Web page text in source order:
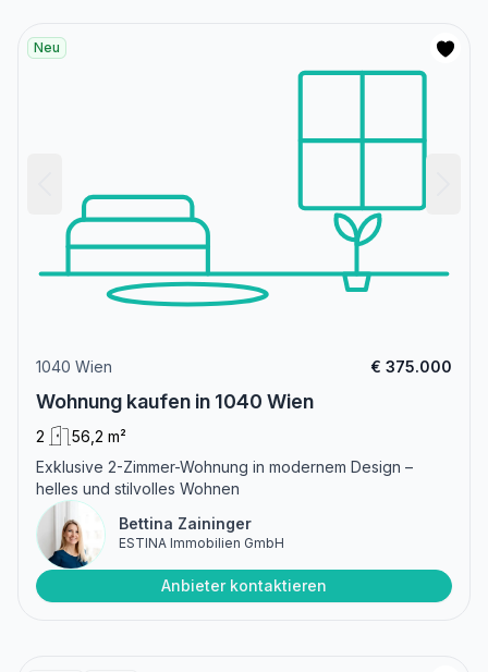
Neu
1040 Wien € 375.000
Wohnung kaufen in 1040 Wien
2
56,2 m²
Exklusive 2-Zimmer-Wohnung in modernem Design –
helles und stilvolles Wohnen
Bettina Zaininger
ESTINA Immobilien GmbH
Anbieter kontaktieren